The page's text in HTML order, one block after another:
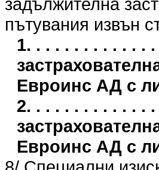
пътувания извън
1. . . . . . . . . . . . .
Евроинс АД с
2. . . . . . . . . . . . .
Евроинс АД с